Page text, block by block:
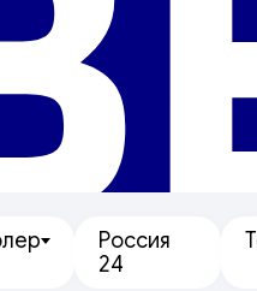
Россия
24